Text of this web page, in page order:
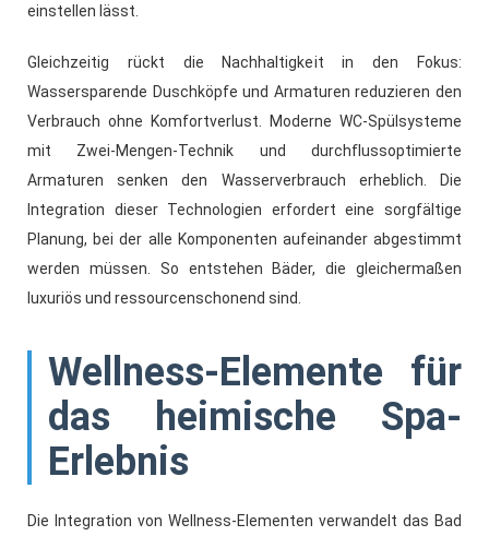
einstellen lässt.
Gleichzeitig rückt die Nachhaltigkeit in den Fokus:
Wassersparende Duschköpfe und Armaturen reduzieren den
Verbrauch ohne Komfortverlust. Moderne WC-Spülsysteme
mit Zwei-Mengen-Technik und durchflussoptimierte
Armaturen senken den Wasserverbrauch erheblich. Die
Integration dieser Technologien erfordert eine sorgfältige
Planung, bei der alle Komponenten aufeinander abgestimmt
werden müssen. So entstehen Bäder, die gleichermaßen
luxuriös und ressourcenschonend sind.
Wellness-Elemente für
das heimische Spa-
Erlebnis
Die Integration von Wellness-Elementen verwandelt das Bad